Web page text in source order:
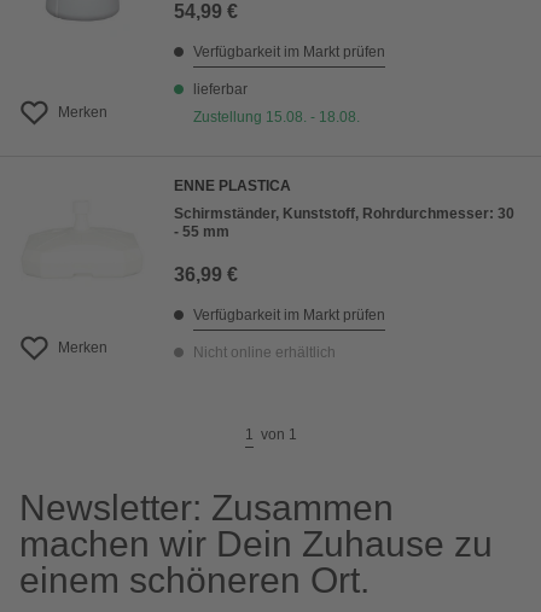
Merken
54,99 €
Verfügbarkeit im Markt prüfen
lieferbar
Zustellung 15.08. - 18.08.
Merken
ENNE PLASTICA
Schirmständer, Kunststoff, Rohrdurchmesser: 30
- 55 mm
36,99 €
Verfügbarkeit im Markt prüfen
Nicht online erhältlich
1 von 1
Newsletter: Zusammen
machen wir Dein Zuhause zu
einem schöneren Ort.